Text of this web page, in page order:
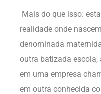
Mais do que isso:
realidade onde
denominada
outra batizada
em uma empresa
em outra conhecida